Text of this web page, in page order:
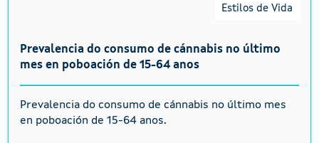
Estilos de Vida
Prevalencia do consumo de cánnabis no último
mes en poboación de 15-64 anos
Prevalencia do consumo de cánnabis no último mes
en poboación de 15-64 anos.